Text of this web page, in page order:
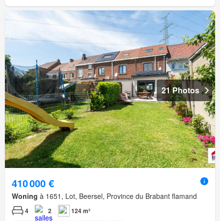
21 Photos
410 000 €
Woning à 1651, Lot, Beersel, Province du Brabant flamand
4 2 124 m²